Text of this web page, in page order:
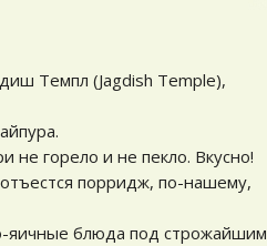
Темпл (Jagdish Temple),
не горело и не пекло. Вкусно!
порридж, по-нашему,
яичные блюда под строжайшим